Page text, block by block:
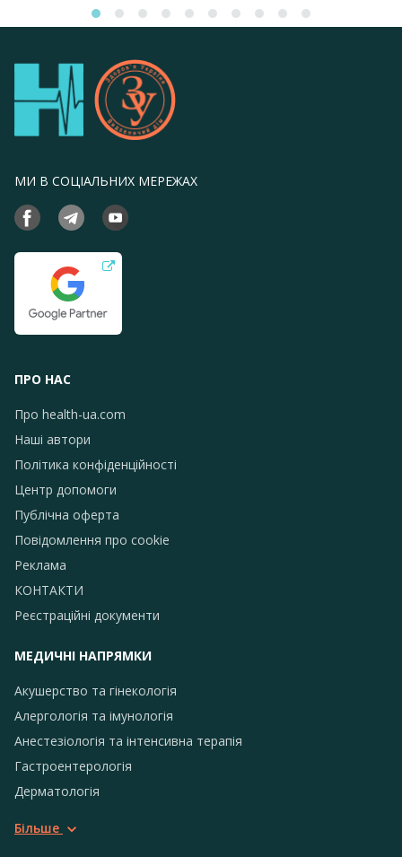
МИ В СОЦІАЛЬНИХ МЕРЕЖАХ
ПРО НАС
Про health-ua.com
Наші автори
Політика конфіденційності
Центр допомоги
Публічна оферта
Повідомлення про сookie
Реклама
КОНТАКТИ
Реєстраційні документи
МЕДИЧНІ НАПРЯМКИ
Акушерство та гінекологія
Алергологія та імунологія
Анестезіологія та інтенсивна терапія
Гастроентерологія
Дерматологія
Більше